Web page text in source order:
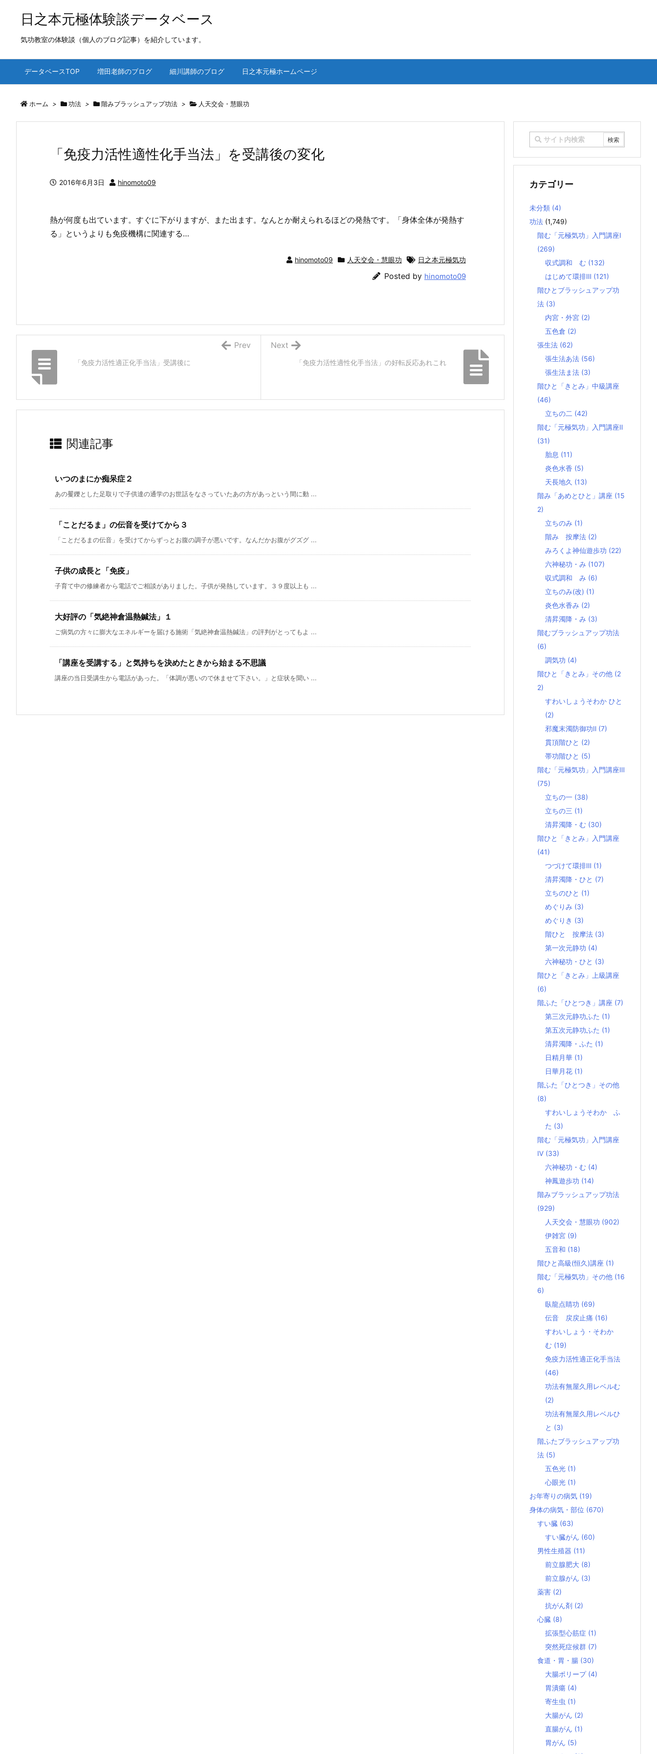
日之本元極体験談データベース
気功教室の体験談（個人のブログ記事）を紹介しています。
データベースTOP 増田老師のブログ 細川講師のブログ 日之本元極ホームページ
ホーム > 功法 > 階みブラッシュアップ功法 > 人天交会・慧眼功
「免疫力活性適性化手当法」を受講後の変化
2016年6月3日 hinomoto09
熱が何度も出ています。すぐに下がりますが、また出ます。なんとか耐えられるほどの発熱です。「身体全体が発熱す
る」というよりも免疫機構に関連する…
hinomoto09 人天交会・慧眼功 日之本元極気功
Posted by hinomoto09
「免疫力活性適性化手当法」の好転反応あれこれ
Next
「免疫力活性適正化手当法」受講後に
Prev
関連記事
いつのまにか痴呆症２
あの矍鑠とした足取りで子供達の通学のお世話をなさっていたあの方があっという間に動 ...
「ことだるま」の伝音を受けてから３
「ことだるまの伝音」を受けてからずっとお腹の調子が悪いです。なんだかお腹がグズグ ...
子供の成長と「免疫」
子育て中の修練者から電話でご相談がありました。子供が発熱しています。３９度以上も ...
大好評の「気絶神倉温熱鍼法」１
ご病気の方々に膨大なエネルギーを届ける施術「気絶神倉温熱鍼法」の評判がとってもよ ...
「講座を受講する」と気持ちを決めたときから始まる不思議
講座の当日受講生から電話があった。「体調が悪いので休ませて下さい。」と症状を聞い ...
カテゴリー
未分類 (4)
功法 (1,749)
階む「元極気功」入門講座Ⅰ
(269)
収式調和 む (132)
はじめて環排Ⅲ (121)
階ひとブラッシュアップ功
法 (3)
内宮・外宮 (2)
五色倉 (2)
張生法 (62)
張生法あ法 (56)
張生法ま法 (3)
階ひと「きとみ」中級講座
(46)
立ちの二 (42)
階む「元極気功」入門講座Ⅱ
(31)
胎息 (11)
炎色水香 (5)
天長地久 (13)
階み「あめとひと」講座 (15
2)
立ちのみ (1)
階み 按摩法 (2)
みろくよ神仙遊歩功 (22)
六神秘功・み (107)
収式調和 み (6)
立ちのみ(改) (1)
炎色水香み (2)
清昇濁降・み (3)
階むブラッシュアップ功法
(6)
調気功 (4)
階ひと「きとみ」その他 (2
2)
すわいしょうそわか ひと
(2)
邪魔末濁防御功Ⅱ (7)
貫頂階ひと (2)
帯功階ひと (5)
階む「元極気功」入門講座Ⅲ
(75)
立ちの一 (38)
立ちの三 (1)
清昇濁降・む (30)
階ひと「きとみ」入門講座
(41)
つづけて環排Ⅲ (1)
清昇濁降・ひと (7)
立ちのひと (1)
めぐりみ (3)
めぐりき (3)
階ひと 按摩法 (3)
第一次元静功 (4)
六神秘功・ひと (3)
階ひと「きとみ」上級講座
(6)
階ふた「ひとつき」講座 (7)
第三次元静功ふた (1)
第五次元静功ふた (1)
清昇濁降・ふた (1)
日精月華 (1)
日華月花 (1)
階ふた「ひとつき」その他
(8)
すわいしょうそわか ふ
た (3)
階む「元極気功」入門講座
Ⅳ (33)
六神秘功・む (4)
神鳳遊歩功 (14)
階みブラッシュアップ功法
(929)
人天交会・慧眼功 (902)
伊雑宮 (9)
五音和 (18)
階ひと高級(恒久)講座 (1)
階む「元極気功」その他 (16
6)
臥龍点睛功 (69)
伝音 戻戻止痛 (16)
すわいしょう・そわか
む (19)
免疫力活性適正化手当法
(46)
功法有無屋久用レベルむ
(2)
功法有無屋久用レベルひ
と (3)
階ふたブラッシュアップ功
法 (5)
五色光 (1)
心眼光 (1)
お年寄りの病気 (19)
身体の病気・部位 (670)
すい臓 (63)
すい臓がん (60)
男性生殖器 (11)
前立腺肥大 (8)
前立腺がん (3)
薬害 (2)
抗がん剤 (2)
心臓 (8)
拡張型心筋症 (1)
突然死症候群 (7)
食道・胃・腸 (30)
大腸ポリープ (4)
胃潰瘍 (4)
寄生虫 (1)
大腸がん (2)
直腸がん (1)
胃がん (5)